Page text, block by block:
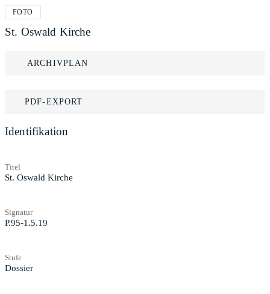
FOTO
St. Oswald Kirche
ARCHIVPLAN
PDF-EXPORT
Identifikation
Titel
St. Oswald Kirche
Signatur
P.95-1.5.19
Stufe
Dossier